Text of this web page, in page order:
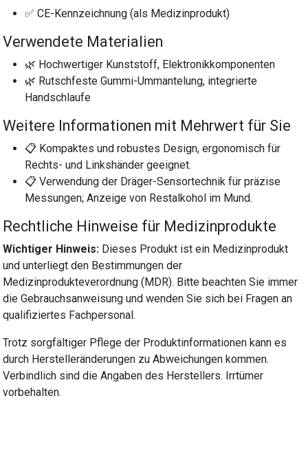
✅ CE-Kennzeichnung (als Medizinprodukt)
Verwendete Materialien
🌿 Hochwertiger Kunststoff, Elektronikkomponenten
🌿 Rutschfeste Gummi-Ummantelung, integrierte
Handschlaufe
Weitere Informationen mit Mehrwert für Sie
📋 Kompaktes und robustes Design, ergonomisch für
Rechts- und Linkshänder geeignet.
📋 Verwendung der Dräger-Sensortechnik für präzise
Messungen; Anzeige von Restalkohol im Mund.
Rechtliche Hinweise für Medizinprodukte
Wichtiger Hinweis: Dieses Produkt ist ein Medizinprodukt
und unterliegt den Bestimmungen der
Medizinprodukteverordnung (MDR). Bitte beachten Sie immer
die Gebrauchsanweisung und wenden Sie sich bei Fragen an
qualifiziertes Fachpersonal.
Trotz sorgfältiger Pflege der Produktinformationen kann es
durch Herstelleränderungen zu Abweichungen kommen.
Verbindlich sind die Angaben des Herstellers. Irrtümer
vorbehalten.